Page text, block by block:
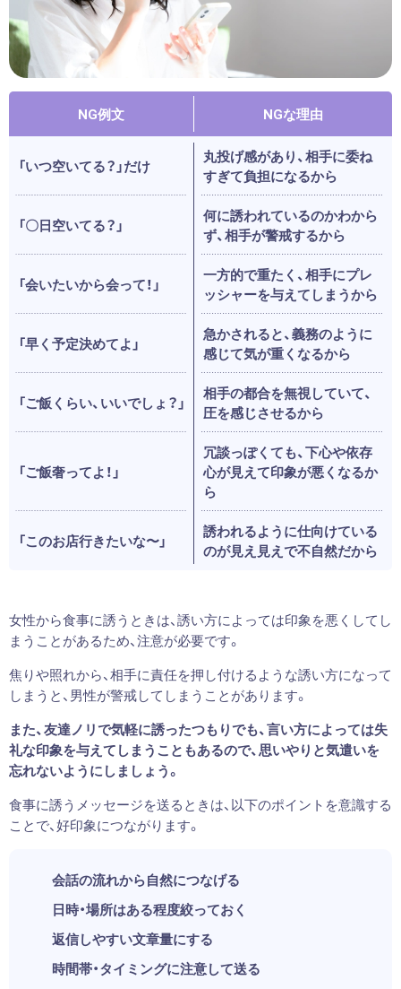
NG例文 NGな理由
「いつ空いてる？」だけ
丸投げ感があり、相手に委ね
すぎて負担になるから
「〇日空いてる？」
何に誘われているのかわから
ず、相手が警戒するから
「会いたいから会って！」
一方的で重たく、相手にプレ
ッシャーを与えてしまうから
「早く予定決めてよ」
急かされると、義務のように
感じて気が重くなるから
「ご飯くらい、いいでしょ？」
相手の都合を無視していて、
圧を感じさせるから
「ご飯奢ってよ！」
冗談っぽくても、下心や依存
心が見えて印象が悪くなるか
ら
「このお店行きたいな〜」
誘われるように仕向けている
のが見え見えで不自然だから
女性から食事に誘うときは、誘い方によっては印象を悪くしてし
まうことがあるため、注意が必要です。
焦りや照れから、相手に責任を押し付けるような誘い方になって
しまうと、男性が警戒してしまうことがあります。
また、友達ノリで気軽に誘ったつもりでも、言い方によっては失
礼な印象を与えてしまうこともあるので、思いやりと気遣いを
忘れないようにしましょう。
食事に誘うメッセージを送るときは、以下のポイントを意識する
ことで、好印象につながります。
会話の流れから自然につなげる
日時・場所はある程度絞っておく
返信しやすい文章量にする
時間帯・タイミングに注意して送る